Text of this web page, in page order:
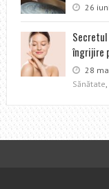
26
îngrijire
28
Sănătate,